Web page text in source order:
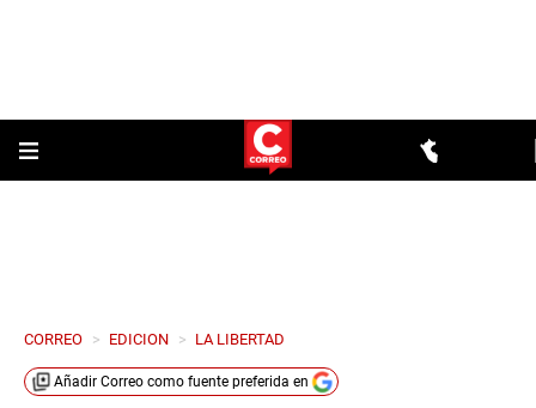
CORREO > EDICION > LA LIBERTAD
Añadir Correo como fuente preferida en